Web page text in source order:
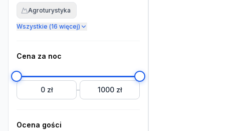
Agroturystyka
Wszystkie (16 więcej)
Cena za noc
0 zł – 1000 zł
Ocena gości